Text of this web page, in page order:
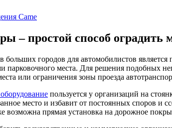
Came
– простой способ оградить
городов для автомобилистов
парковочного места. Для решения подобных
или ограничения зоны проезда
пользуется у организаций на
место и избавит от постоянных споров и
возможна прямая установка на дорожное